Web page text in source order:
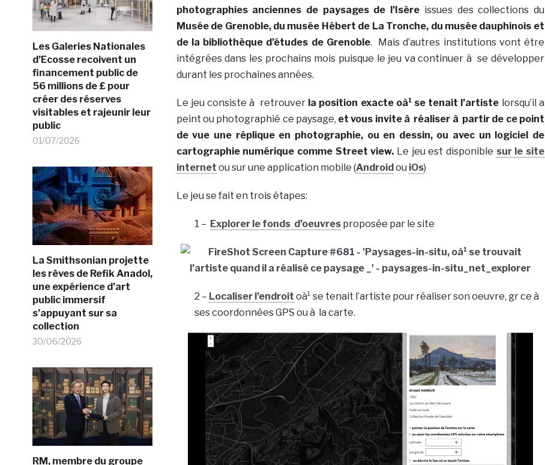
Les Galeries Nationales
d’Ecosse recoivent un
financement public de
56 millions de £ pour
créer des réserves
visitables et rajeunir leur
public
01/07/2026
La Smithsonian projette
les rêves de Refik Anadol,
une expérience d’art
public immersif
s’appuyant sur sa
collection
30/06/2026
RM, membre du groupe
photographies anciennes de paysages de l’Isère issues des collections du
Musée de Grenoble, du musée Hébert de La Tronche, du musée dauphinois et
de la bibliothèque d’études de Grenoble. Mais d’autres institutions vont être
intégrées dans les prochains mois puisque le jeu va continuer à se développer
durant les prochaines années.
Le jeu consiste à retrouver la position exacte oà¹ se tenait l’artiste lorsqu’il a
peint ou photographié ce paysage, et vous invite à réaliser à partir de ce point
de vue une réplique en photographie, ou en dessin, ou avec un logiciel de
cartographie numérique comme Street view. Le jeu est disponible sur le site
internet ou sur une application mobile (Androidou iOs)
Le jeu se fait en trois étapes:
1 – Explorer le fonds d’oeuvresproposée par le site
2 – Localiser l’endroit oà¹ se tenait l’artiste pour réaliser son oeuvre, gr ce à
ses coordonnées GPS ou à la carte.